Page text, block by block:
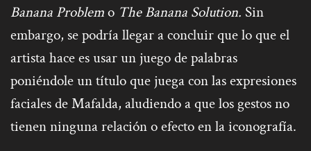
Banana Problemo The Banana Solution. Sin
embargo, se podría llegar a concluir que lo que el
artista hace es usar un juego de palabras
poniéndole un título que juega con las expresiones
faciales de Mafalda, aludiendo a que los gestos no
tienen ninguna relación o efecto en la iconografía.